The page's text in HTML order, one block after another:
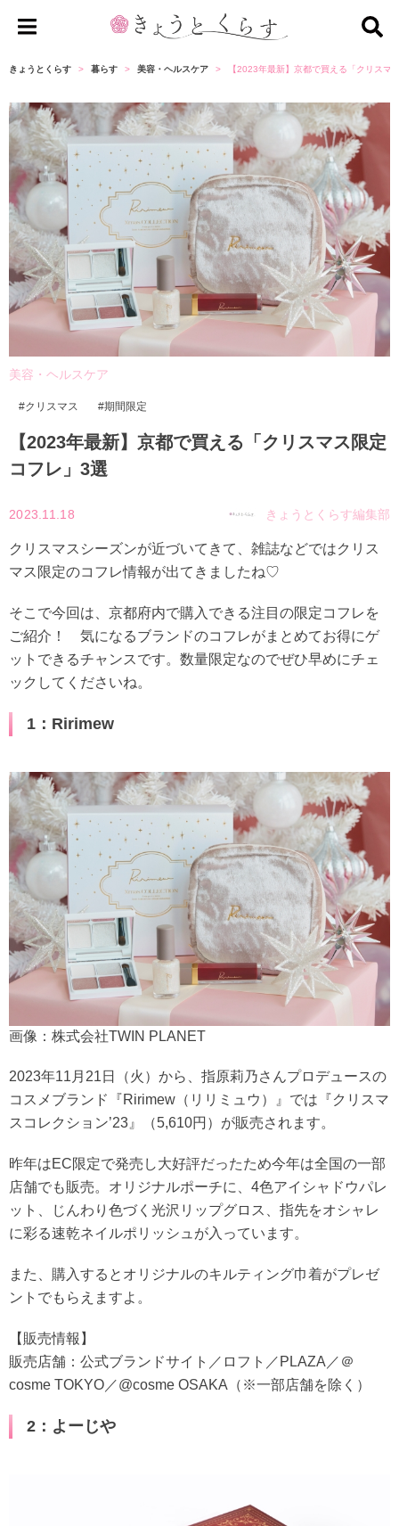
ょ
と
く
ら
す
きょうとくらす 暮らす 美容・ヘルスケア 【2023年最新】京都で買える「クリスマ
美容・ヘルスケア
クリスマス 期間限定
【2023年最新】京都で買える「クリスマス限定
コフレ」3選
2023.11.18 きょうとくらす編集部
クリスマスシーズンが近づいてきて、雑誌などではクリス
マス限定のコフレ情報が出てきましたね♡
そこで今回は、京都府内で購入できる注目の限定コフレを
ご紹介！ 気になるブランドのコフレがまとめてお得にゲ
ットできるチャンスです。数量限定なのでぜひ早めにチェ
ックしてくださいね。
1：Ririmew
画像：株式会社TWIN PLANET
2023年11月21日（火）から、指原莉乃さんプロデュースの
コスメブランド『Ririmew（リリミュウ）』では『クリスマ
スコレクション’23』（5,610円）が販売されます。
昨年はEC限定で発売し大好評だったため今年は全国の一部
店舗でも販売。オリジナルポーチに、4色アイシャドウパレ
ット、じんわり色づく光沢リップグロス、指先をオシャレ
に彩る速乾ネイルポリッシュが入っています。
また、購入するとオリジナルのキルティング巾着がプレゼ
ントでもらえますよ。
【販売情報】
販売店舗：公式ブランドサイト／ロフト／PLAZA／＠
cosme TOKYO／@cosme OSAKA（※一部店舗を除く）
2：よーじや